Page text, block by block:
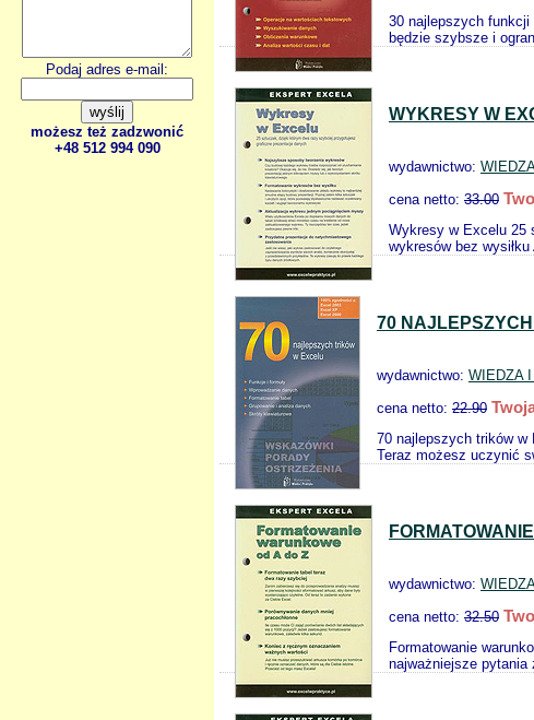
Podaj adres e-mail:
możesz też zadzwonić
+48 512 994 090
30 najlepszych
będzie szybsze i
WYKRESY W
wydawnictwo:
cena netto: 33.00
Wykresy w Excelu 25
wykresów bez
70
wydawnictwo: WIEDZA
cena netto: 22.90
70 najlepszych trików
Teraz możesz uczynić
wydawnictwo:
cena netto: 32.50
Formatowanie
najważniejsze